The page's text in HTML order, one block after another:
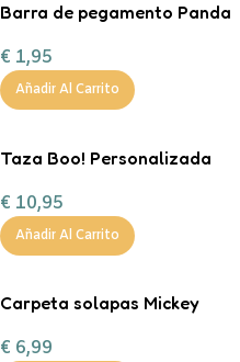
Barra de pegamento Panda
€ 1,95
Añadir Al Carrito
Taza Boo! Personalizada
€ 10,95
Añadir Al Carrito
Carpeta solapas Mickey
€ 6,99